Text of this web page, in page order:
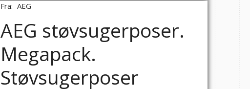
Fra: AEG
AEG støvsugerposer.
Megapack.
Støvsugerposer